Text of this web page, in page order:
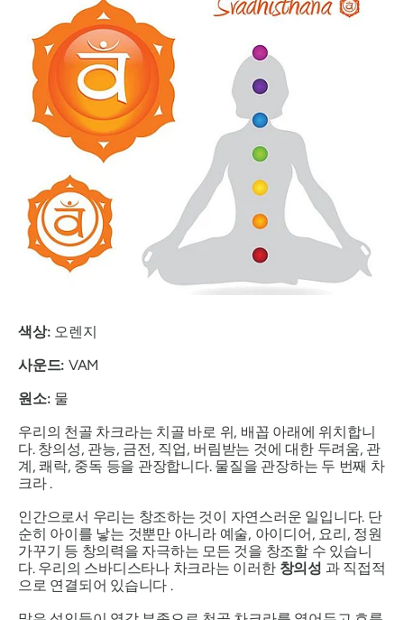
색상: 오렌지
사운드: VAM
원소: 물
우리의 천골 차크라는 치골 바로 위, 배꼽 아래에 위치합니
다. 창의성, 관능, 금전, 직업, 버림받는 것에 대한 두려움, 관
계, 쾌락, 중독 등을 관장합니다. 물질을 관장하는 두 번째 차
크라.
인간으로서 우리는 창조하는 것이 자연스러운 일입니다. 단
순히 아이를 낳는 것뿐만 아니라 예술, 아이디어, 요리, 정원
가꾸기 등 창의력을 자극하는 모든 것을 창조할 수 있습니
다. 우리의 스바디스타나 차크라는 이러한 창의성 과 직접적
으로 연결되어 있습니다 .